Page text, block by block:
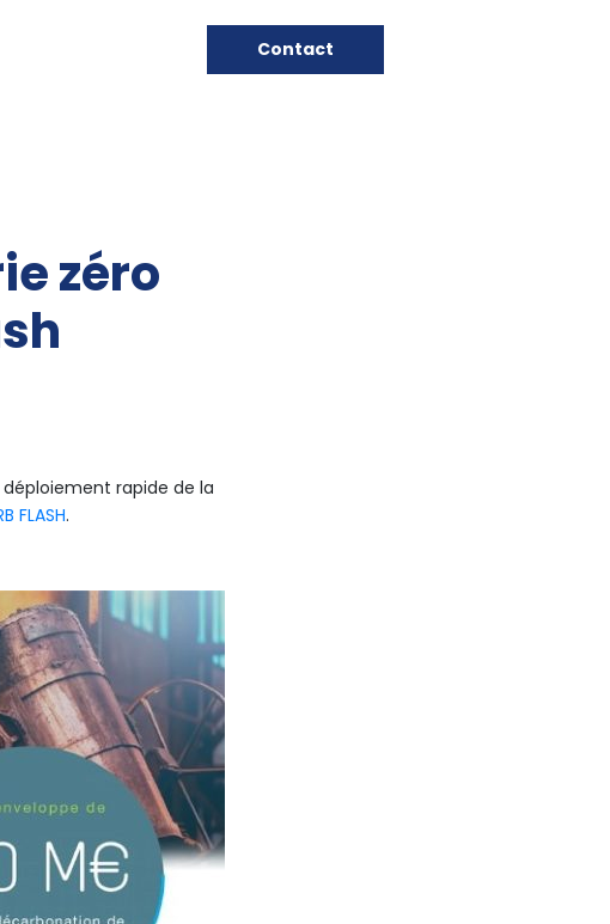
Contact
zéro
déploiement rapide de la
FLASH.